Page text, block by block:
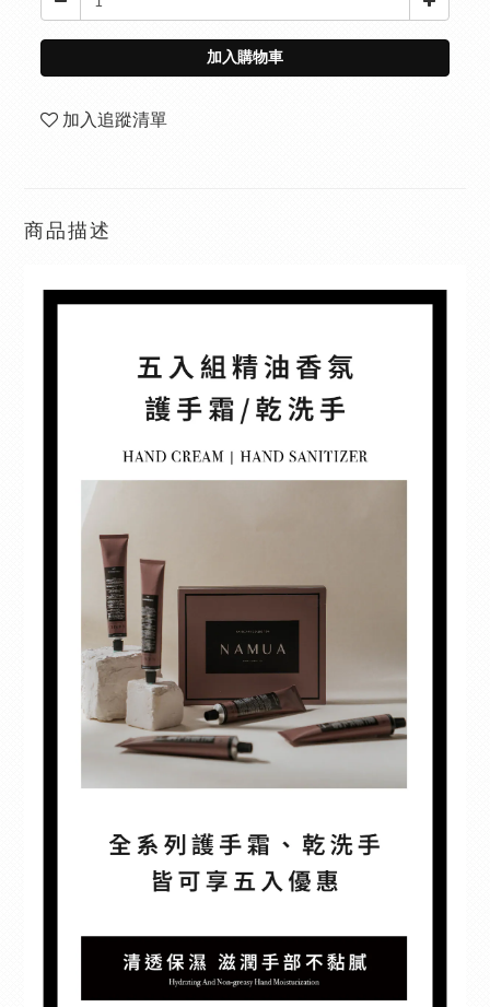
加入購物車
加入追蹤清單
商品描述